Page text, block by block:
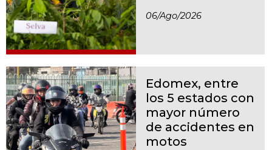
06/ago/2026
Edomex, entre
los 5 estados con
mayor número
de accidentes en
motos